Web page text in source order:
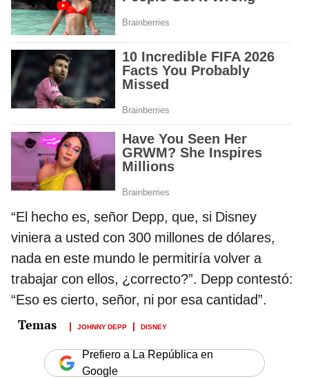
“El hecho es, señor Depp, que, si Disney
viniera a usted con 300 millones de dólares,
nada en este mundo le permitiría volver a
trabajar con ellos, ¿correcto?”. Depp contestó:
“Eso es cierto, señor, ni por esa cantidad”.
JOHNNY DEPP DISNEY
Prefiero a La República en
Google